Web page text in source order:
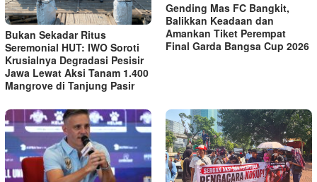
Bukan Sekadar Ritus
Seremonial HUT: IWO Soroti
Krusialnya Degradasi Pesisir
Jawa Lewat Aksi Tanam 1.400
Mangrove di Tanjung Pasir
Gending Mas FC Bangkit,
Balikkan Keadaan dan
Amankan Tiket Perempat
Final Garda Bangsa Cup 2026